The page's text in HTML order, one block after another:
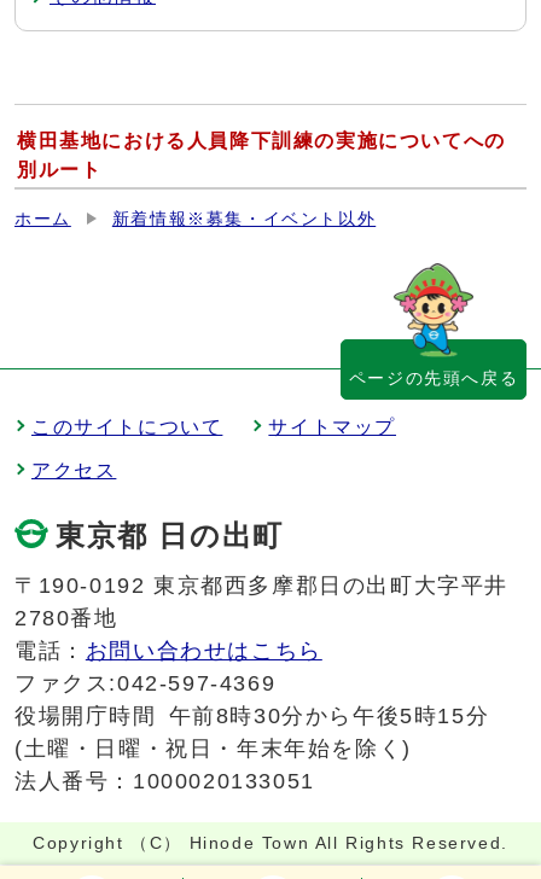
横田基地における人員降下訓練の実施についてへの
別ルート
ホーム 新着情報※募集・イベント以外
このサイトについて サイトマップ
アクセス
東京都 日の出町
〒190-0192 東京都西多摩郡日の出町大字平井
2780番地
電話： お問い合わせはこちら
ファクス:042-597-4369
役場開庁時間
午前8時30分から午後5時15分
(土曜・日曜・祝日・年末年始を除く)
法人番号：1000020133051
ページの先頭へ戻る
Copyright （C） Hinode Town All Rights Reserved.